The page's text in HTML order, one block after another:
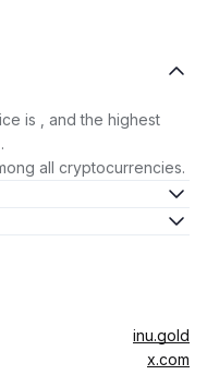
is , and the highest
all cryptocurrencies.
inu.gold
x.com